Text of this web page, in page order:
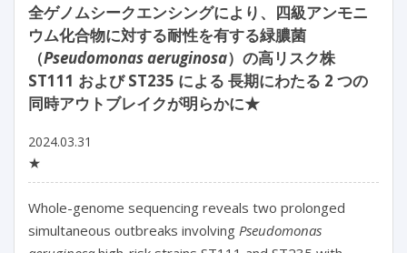
全ゲノムシークエンシングにより、四級アンモニ
ウム化合物に対する耐性を有する緑膿菌
（Pseudomonas aeruginosa）の高リスク株
ST111 および ST235 による 長期にわたる 2 つの
同時アウトブレイクが明らかに★
2024.03.31
★
Whole-genome sequencing reveals two prolonged
simultaneous outbreaks involving Pseudomonas